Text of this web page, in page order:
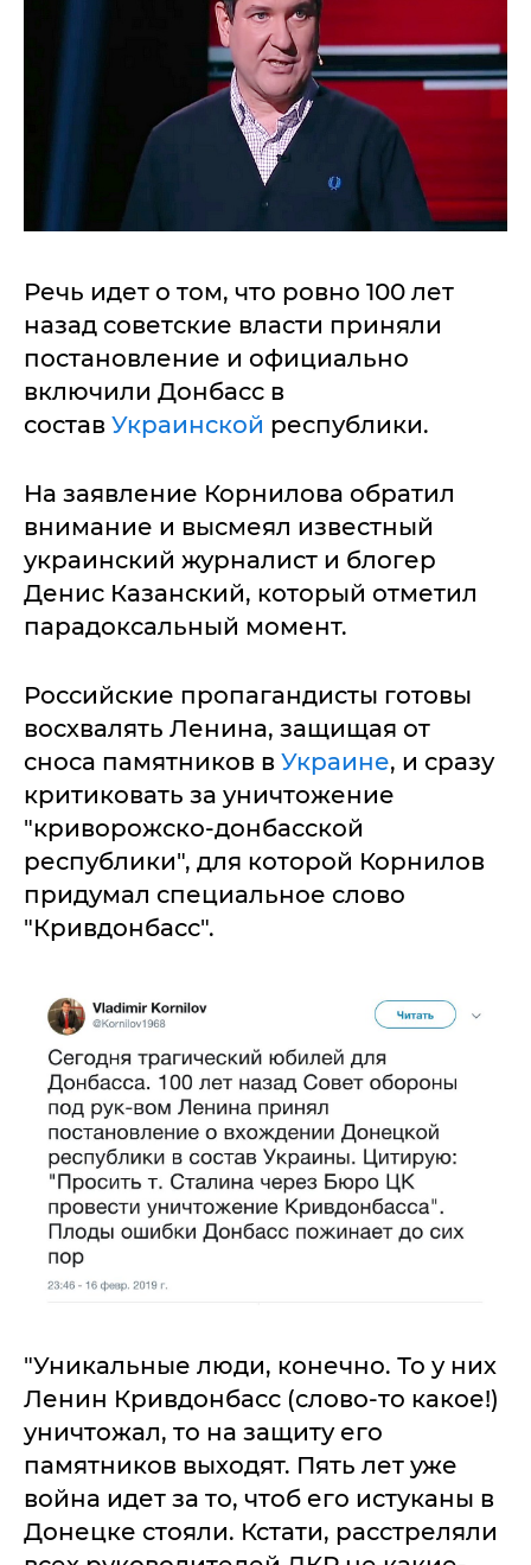
Речь идет о том, что ровно 100 лет
назад советские власти приняли
постановление и официально
включили Донбасс в
состав Украинской республики.
На заявление Корнилова обратил
внимание и высмеял известный
украинский журналист и блогер
Денис Казанский, который отметил
парадоксальный момент.
Российские пропагандисты готовы
восхвалять Ленина, защищая от
сноса памятников в Украине, и сразу
критиковать за уничтожение
"криворожско-донбасской
республики", для которой Корнилов
придумал специальное слово
"Кривдонбасс".
"Уникальные люди, конечно. То у них
Ленин Кривдонбасс (слово-то какое!)
уничтожал, то на защиту его
памятников выходят. Пять лет уже
война идет за то, чтоб его истуканы в
Донецке стояли. Кстати, расстреляли